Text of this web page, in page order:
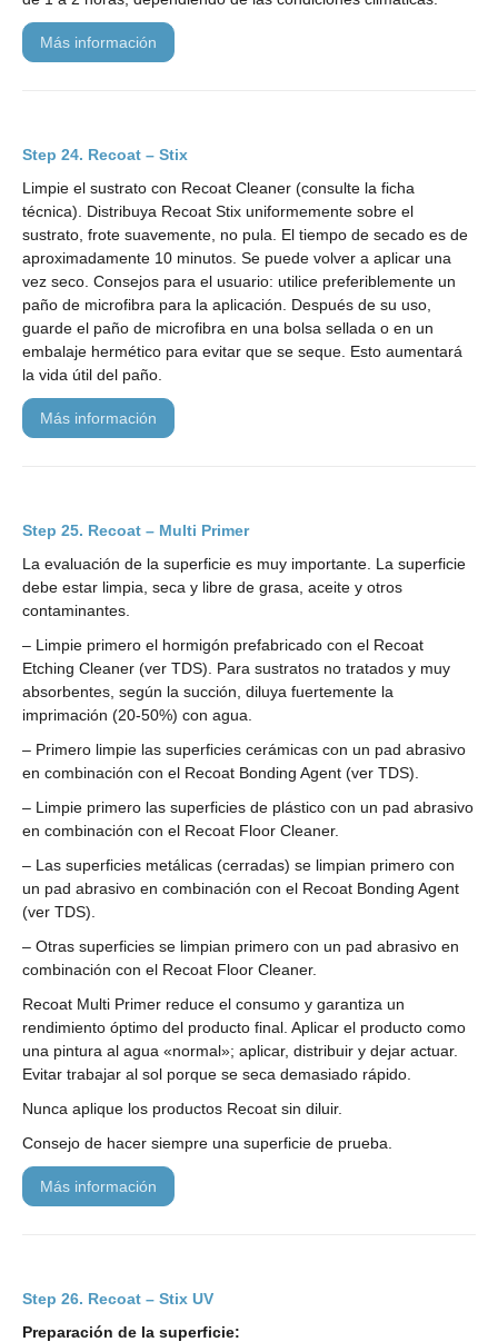
más información
Recoat – Stix
Limpie el sustrato con Recoat Cleaner (consulte la ficha
técnica). Distribuya Recoat Stix uniformemente sobre el
sustrato, frote suavemente, no pula. El tiempo de secado es de
aproximadamente 10 minutos. Se puede volver a aplicar una
vez seco. Consejos para el usuario: utilice preferiblemente un
paño de microfibra para la aplicación. Después de su uso,
guarde el paño de microfibra en una bolsa sellada o en un
embalaje hermético para evitar que se seque. Esto aumentará
la vida útil del paño.
más información
Recoat – Multi Primer
La evaluación de la superficie es muy importante. La superficie
debe estar limpia, seca y libre de grasa, aceite y otros
contaminantes.
– Limpie primero el hormigón prefabricado con el Recoat
Etching Cleaner (ver TDS). Para sustratos no tratados y muy
absorbentes, según la succión, diluya fuertemente la
imprimación (20-50%) con agua.
– Primero limpie las superficies cerámicas con un pad abrasivo
en combinación con el Recoat Bonding Agent (ver TDS).
– Limpie primero las superficies de plástico con un pad abrasivo
en combinación con el Recoat Floor Cleaner.
– Las superficies metálicas (cerradas) se limpian primero con
un pad abrasivo en combinación con el Recoat Bonding Agent
(ver TDS).
– Otras superficies se limpian primero con un pad abrasivo en
combinación con el Recoat Floor Cleaner.
Recoat Multi Primer reduce el consumo y garantiza un
rendimiento óptimo del producto final. Aplicar el producto como
una pintura al agua «normal»; aplicar, distribuir y dejar actuar.
Evitar trabajar al sol porque se seca demasiado rápido.
Nunca aplique los productos Recoat sin diluir.
Consejo de hacer siempre una superficie de prueba.
más información
Recoat – Stix UV
Preparación de la superficie: